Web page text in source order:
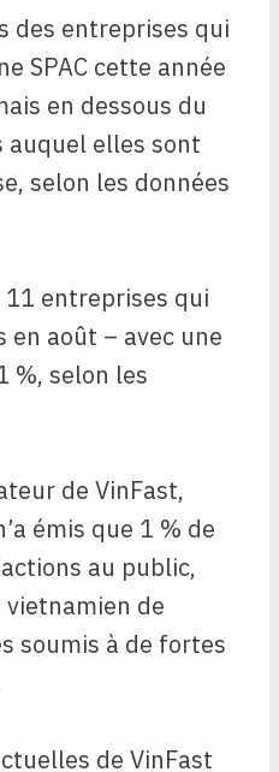
des entreprises qui
SPAC cette année
en dessous du
auquel elles sont
selon les données
entreprises qui
août – avec une
%, selon les
de VinFast,
émis que 1 % de
au public,
de
soumis à de fortes
de VinFast